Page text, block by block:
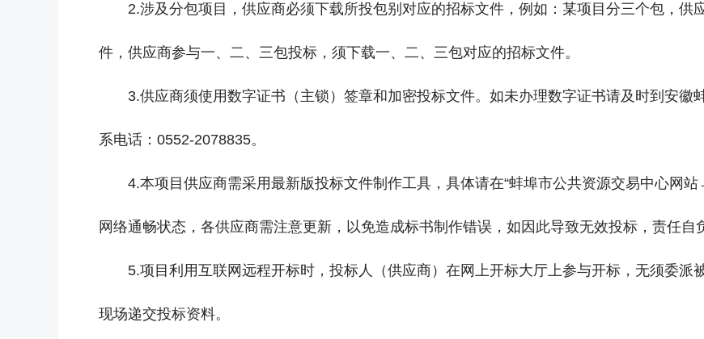
2.涉及分包项目，供应商必须下载所投包别对应的招标文件，例如：某项目分三个包，供
件，供应商参与一、二、三包投标，须下载一、二、三包对应的招标文件。
3.供应商须使用数字证书（主锁）签章和加密投标文件。如未办理数字证书请及时到安徽
系电话：0552-2078835。
4.本项目供应商需采用最新版投标文件制作工具，具体请在“蚌埠市公共资源交易中心网
网络通畅状态，各供应商需注意更新，以免造成标书制作错误，如因此导致无效投标，责任自
5.项目利用互联网远程开标时，投标人（供应商）在网上开标大厅上参与开标，无须委派
现场递交投标资料。